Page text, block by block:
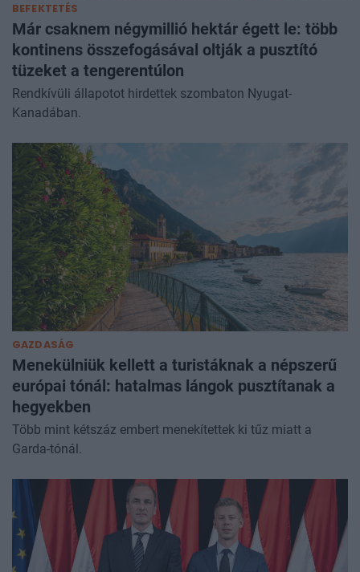
BEFEKTETÉS
Már csaknem négymillió hektár égett le: több
kontinens összefogásával oltják a pusztító
tüzeket a tengerentúlon
Rendkívüli állapotot hirdettek szombaton Nyugat-
Kanadában.
GAZDASÁG
Menekülniük kellett a turistáknak a népszerű
európai tónál: hatalmas lángok pusztítanak a
hegyekben
Több mint kétszáz embert menekítettek ki tűz miatt a
Garda-tónál.